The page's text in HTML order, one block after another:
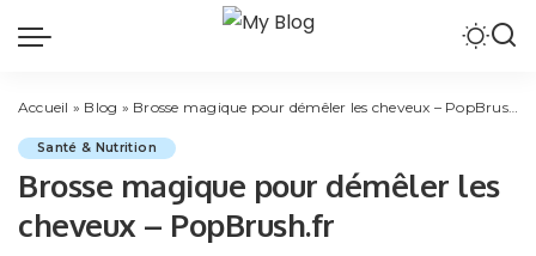
Accueil » Blog » Brosse magique pour démêler les cheveux – PopBrush.fr
Santé & Nutrition
Brosse magique pour démêler les
cheveux – PopBrush.fr